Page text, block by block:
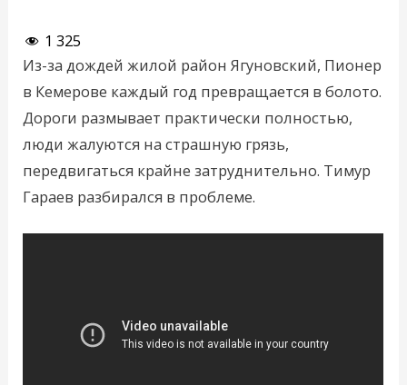
1 325
Из-за дождей жилой район Ягуновский, Пионер
в Кемерове каждый год превращается в болото.
Дороги размывает практически полностью,
люди жалуются на страшную грязь,
передвигаться крайне затруднительно. Тимур
Гараев разбирался в проблеме.